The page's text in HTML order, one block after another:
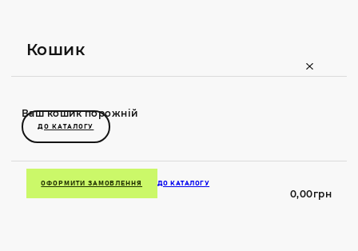
Кошик
Ваш кошик порожній
ДО КАТАЛОГУ
ОФОРМИТИ ЗАМОВЛЕННЯ ДО КАТАЛОГУ
0,00грн